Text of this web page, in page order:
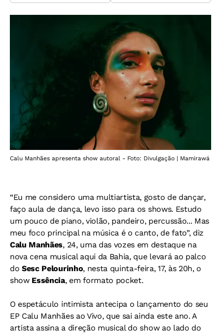
Calu Manhães apresenta show autoral - Foto: Divulgação | Mamirawá
“Eu me considero uma multiartista, gosto de dançar,
faço aula de dança, levo isso para os shows. Estudo
um pouco de piano, violão, pandeiro, percussão... Mas
meu foco principal na música é o canto, de fato”, diz
Calu Manhães, 24, uma das vozes em destaque na
nova cena musical aqui da Bahia, que levará ao palco
doSesc Pelourinho, nesta quinta-feira, 17, às 20h, o
show Essência, em formato pocket.
O espetáculo intimista antecipa o lançamento do seu
EP Calu Manhães ao Vivo, que sai ainda este ano. A
artista assina a direção musical do show ao lado do